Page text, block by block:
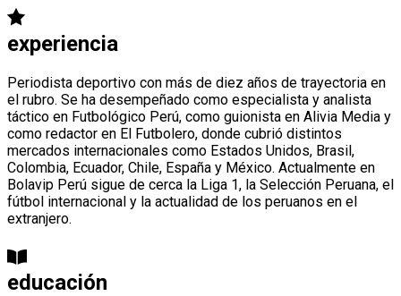
experiencia
Periodista deportivo con más de diez años de trayectoria en
el rubro. Se ha desempeñado como especialista y analista
táctico en Futbológico Perú, como guionista en Alivia Media y
como redactor en El Futbolero, donde cubrió distintos
mercados internacionales como Estados Unidos, Brasil,
Colombia, Ecuador, Chile, España y México. Actualmente en
Bolavip Perú sigue de cerca la Liga 1, la Selección Peruana, el
fútbol internacional y la actualidad de los peruanos en el
extranjero.
educación